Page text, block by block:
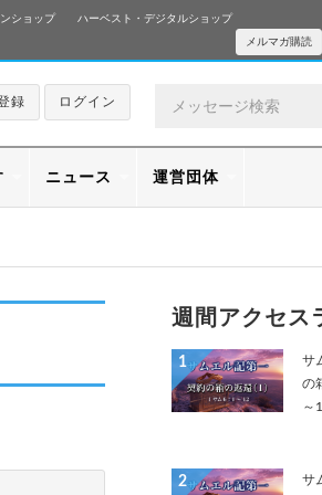
ショップ ハーベスト・デジタルショップ
メルマガ購読
録 ログイン
ニュース 運営団体
週間アクセス
1
サ
の
～
2
サ